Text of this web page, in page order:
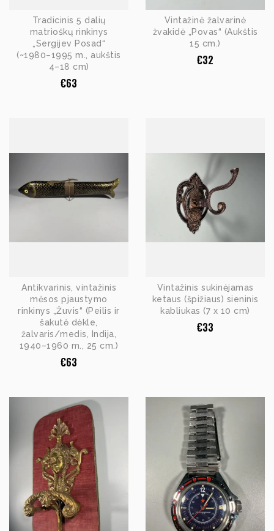
Tradicinis 5 dalių
matrioškų rinkinys
„Sergijev Posad“
(~1980–1995 m., aukštis
4–18 cm)
€63
Vintažinė žalvarinė
žvakidė „Povas“ (Aukštis
15 cm.)
€32
Antikvarinis, vintažinis
mėsos pjaustymo
rinkinys „Žuvis“ (Peilis ir
šakutė dėkle,
žalvaris/medis, Indija,
1940–1960 m., 25 cm.)
€63
Vintažinis sukinėjamas
ketaus (špižiaus) sieninis
kabliukas (7 x 10 cm)
€33